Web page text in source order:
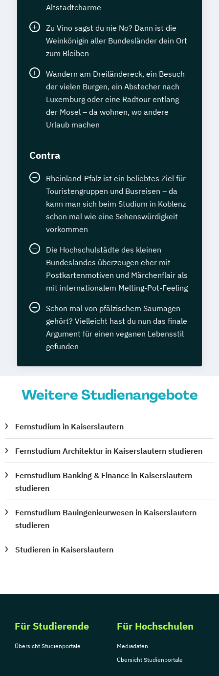
Altstadtcharme
Zu Vino sagst du nie No? Dann ist die
Weinkönigin aller Bundesländer dein Ort
zum Bleiben
Wandern am Dreiländereck, ein Besuch
der vielen Burgen, ein Abstecher nach
Luxemburg oder eine Radtour entlang
der Mosel – da wohnen, wo andere
Urlaub machen
Contra
Rheinland-Pfalz ist ein beliebtes Ziel für
Touristengruppen und Busreisen – da
kann man sich beim Studium in Koblenz
schon mal wie eine Sehenswürdigkeit
vorkommen
Die Hochschulstädte des kleinen
Bundeslandes überzeugen eher mit
Postkartenmotiven und Märchenflair als
mit internationalem Melting-Pot-Feeling
Schon mal von pfälzischem Saumagen
gehört? Vielleicht hast du nun das finale
Argument für einen veganen Lebensstil
gefunden
Weitere Studienangebote
Fernstudium in Kaiserslautern
Fernstudium Architektur in Kaiserslautern studieren
Fernstudium Banking & Finance in Kaiserslautern
studieren
Fernstudium Bauingenieurwesen in Kaiserslautern
studieren
Studieren in Kaiserslautern
Für Studierende
Übersicht Studienportale
Für Hochschulen
Mediadaten
Übersicht Studienportale